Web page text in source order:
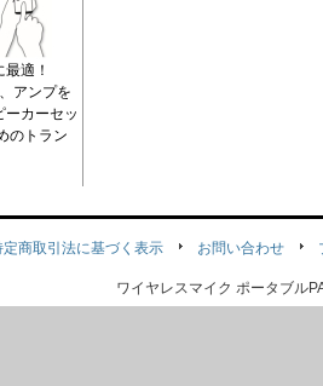
適！
アンプを
ーカーセッ
のトラン
定商取引法に基づく表示 お問い合わせ
ワイヤレスマイク ポータブル